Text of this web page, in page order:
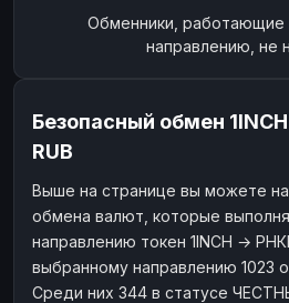
RUB
ДЕНЕЖНЫЕ
ЗК USD
WU USD
ЗК
WU
Обменники, работающие
направлению, не
Безопасный обмен
RUB
Выше на странице вы можете
обмена валют, которые
направлению токен 1INCH →
выбранному направлению 1023
Среди них 344 в статусе